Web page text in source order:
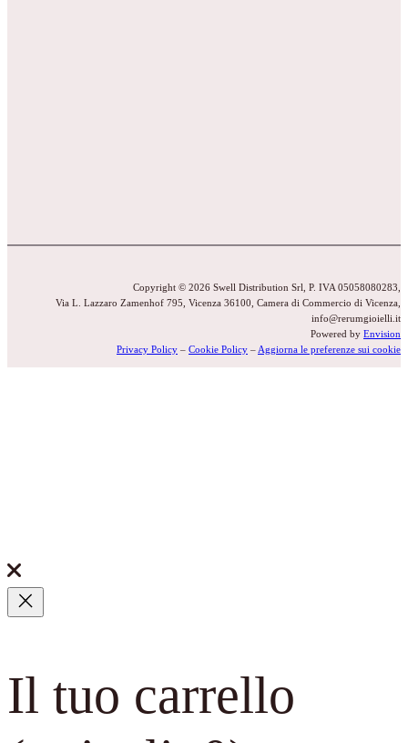
Copyright © 2026 Swell Distribution Srl, P. IVA 05058080283,
Via L. Lazzaro Zamenhof 795, Vicenza 36100, Camera di Commercio di Vicenza,
info@rerumgioielli.it
Powered by Envision
Privacy Policy – Cookie Policy – Aggiorna le preferenze sui cookie
Il tuo carrello